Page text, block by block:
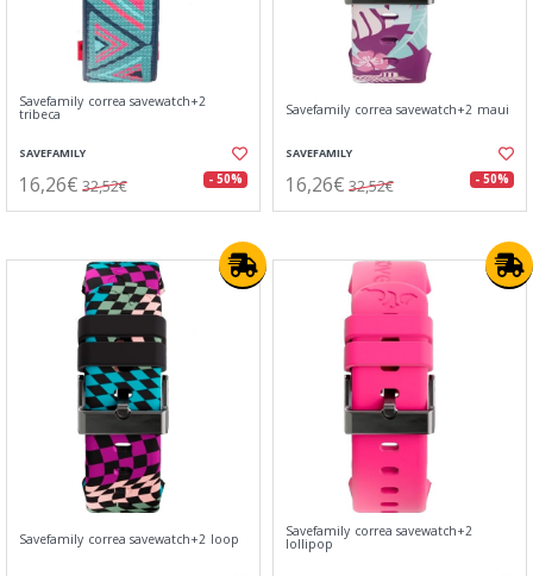
Savefamily correa savewatch+2
tribeca
SAVEFAMILY
16,26€ 32,52€ - 50%
Savefamily correa savewatch+2 maui
SAVEFAMILY
16,26€ 32,52€ - 50%
Savefamily correa savewatch+2 loop Savefamily correa savewatch+2
lollipop